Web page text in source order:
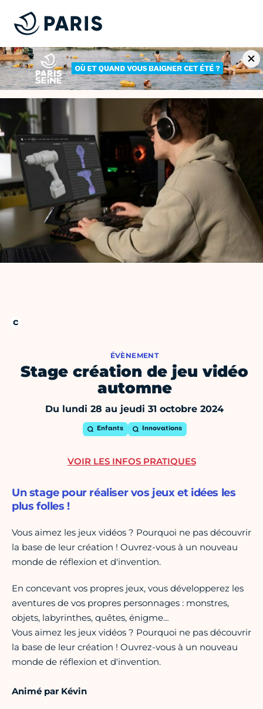
ÉVÈNEMENT
Stage création de jeu vidéo
automne
Du lundi 28 au jeudi 31 octobre 2024
Enfants Innovations
Un stage pour réaliser vos jeux et idées les
plus folles !
Vous aimez les jeux vidéos ? Pourquoi ne pas découvrir
la base de leur création ! Ouvrez-vous à un nouveau
monde de réflexion et d'invention.
En concevant vos propres jeux, vous développerez les
aventures de vos propres personnages : monstres,
objets, labyrinthes, quêtes, énigme…
Vous aimez les jeux vidéos ? Pourquoi ne pas découvrir
la base de leur création ! Ouvrez-vous à un nouveau
monde de réflexion et d'invention.
Animé par Kévin
VOIR LES INFOS PRATIQUES